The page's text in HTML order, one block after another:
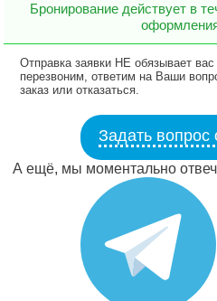
Бронирование действует в
Отправка заявки НЕ обязывает
перезвоним, ответим на Ваши
заказ или отказаться.
Задать вопрос
А ещё, мы моментально